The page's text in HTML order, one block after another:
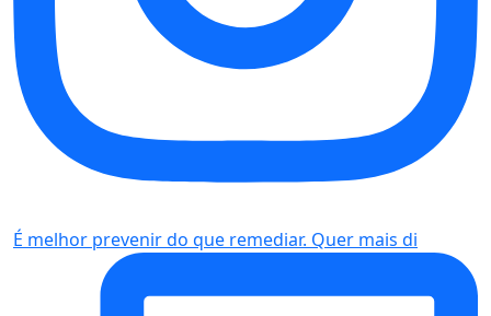
É melhor prevenir do que remediar. Quer mais di